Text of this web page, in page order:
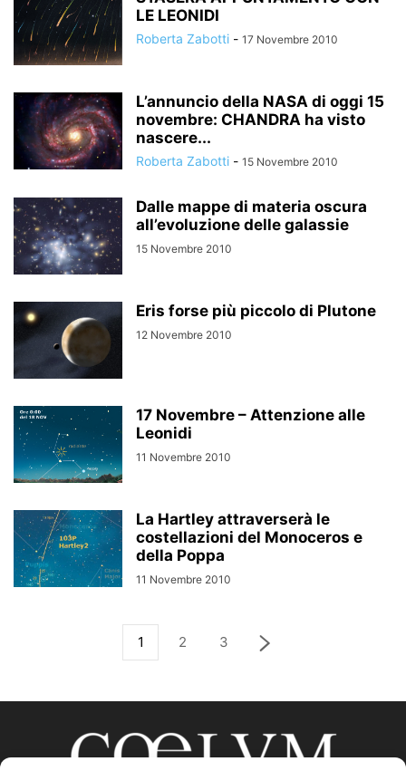
LE LEONIDI
Roberta Zabotti - 17 Novembre 2010
L’annuncio della NASA di oggi 15
novembre: CHANDRA ha visto
nascere...
Roberta Zabotti - 15 Novembre 2010
Dalle mappe di materia oscura
all’evoluzione delle galassie
15 Novembre 2010
Eris forse più piccolo di Plutone
12 Novembre 2010
17 Novembre – Attenzione alle
Leonidi
11 Novembre 2010
La Hartley attraverserà le
costellazioni del Monoceros e
della Poppa
11 Novembre 2010
1 2 3